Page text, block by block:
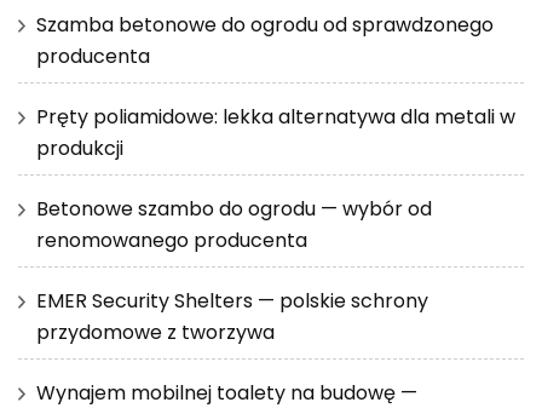
Szamba betonowe do ogrodu od sprawdzonego
producenta
Pręty poliamidowe: lekka alternatywa dla metali w
produkcji
Betonowe szambo do ogrodu — wybór od
renomowanego producenta
EMER Security Shelters — polskie schrony
przydomowe z tworzywa
Wynajem mobilnej toalety na budowę —